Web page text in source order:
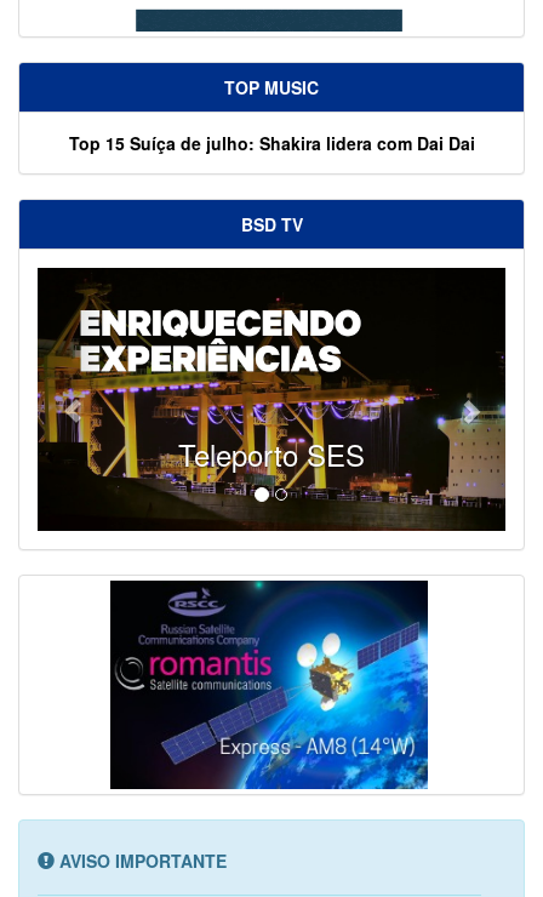
TOP MUSIC
Top 15 Suíça de julho: Shakira lidera com Dai Dai
BSD TV
Teleporto SES
AVISO IMPORTANTE